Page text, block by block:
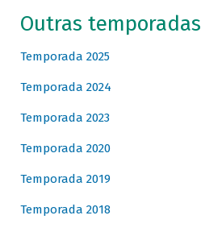
Outras temporadas
Temporada 2025
Temporada 2024
Temporada 2023
Temporada 2020
Temporada 2019
Temporada 2018